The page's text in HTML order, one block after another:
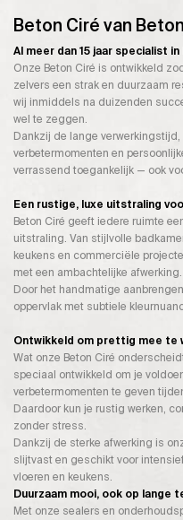
Beton Ciré van
Al meer dan 15 jaar specialist
Onze Beton Ciré is ontwikkeld
zelvers een strak en duurzaam
wij inmiddels na duizenden
wel te zeggen.
Dankzij de lange
verbetermomenten en
verrassend toegankelijk — ook
Een rustige, luxe uitstraling
Beton Ciré geeft iedere ruimte
uitstraling. Van stijlvolle
keukens en commerciële
met een ambachtelijke afwerking.
Door het handmatige
oppervlak met subtiele
Ontwikkeld om prettig mee te
Wat onze Beton Ciré
speciaal ontwikkeld om je
verbetermomenten te geven
Daardoor kun je rustig werken,
zonder stress.
Dankzij de sterke afwerking is
slijtvast en geschikt voor
vloeren en keukens.
Duurzaam mooi, ook op lange
Met onze sealers en